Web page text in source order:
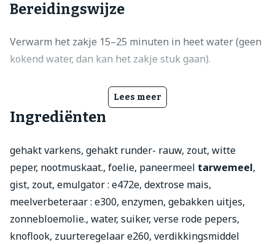
Bereidingswijze
Verwarm het zakje 15–25 minuten in heet water (geen
kokend water, dan kan het zakje stuk gaan).
Lees meer
Ingrediënten
gehakt varkens, gehakt runder- rauw, zout, witte
peper, nootmuskaat., foelie, paneermeel tarwemeel,
gist, zout, emulgator : e472e, dextrose mais,
meelverbeteraar : e300, enzymen, gebakken uitjes,
zonnebloemolie., water, suiker, verse rode pepers,
knoflook, zuurteregelaar e260, verdikkingsmiddel